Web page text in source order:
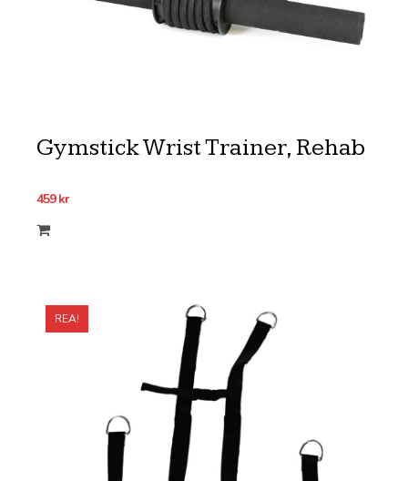
Gymstick Wrist Trainer, Rehab
459kr
REA!